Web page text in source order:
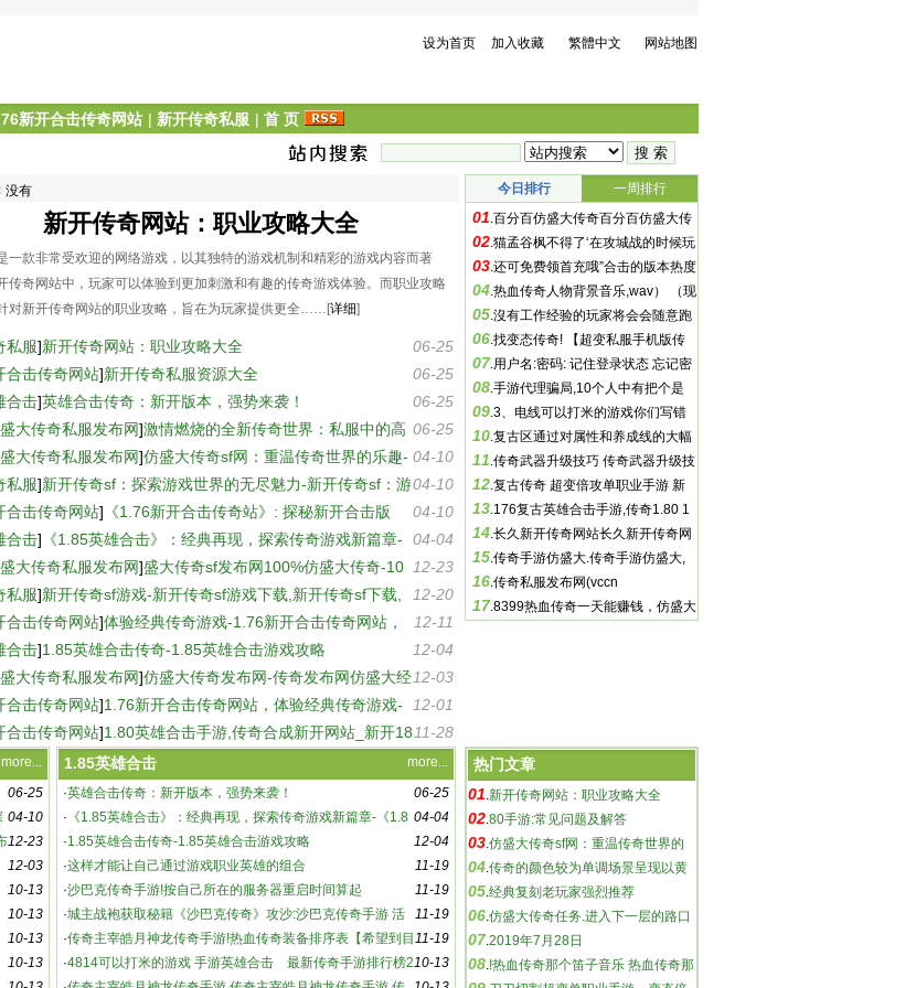
设为首页 加入收藏 繁體中文 网站地图
新开合击传奇网站 | 新开传奇私服 | 首 页
没有
新开传奇网站：职业攻略大全
款非常受欢迎的网络游戏，以其独特的游戏机制和精彩的游戏内容而著
传奇网站中，玩家可以体验到更加刺激和有趣的传奇游戏体验。而职业攻略
对新开传奇网站的职业攻略，旨在为玩家提供更全……[详细]
06-25
私服]新开传奇网站：职业攻略大全
06-25
合击传奇网站]新开传奇私服资源大全
06-25
合击]英雄合击传奇：新开版本，强势来袭！
06-25
大传奇私服发布网]激情燃烧的全新传奇世界：私服中的高
战斗
04-10
大传奇私服发布网]仿盛大传奇sf网：重温传奇世界的乐趣-
sf网：探索未知的游戏世界
04-10
私服]新开传奇sf：探索游戏世界的无尽魅力-新开传奇sf：游
的精彩内容与特色
04-10
合击传奇网站] 《1.76新开合击传奇站》: 探秘新开合击版
续-新开合击传奇站：游戏特色与玩法深度解析
04-04
合击] 《1.85英雄合击》：经典再现，探索传奇游戏新篇章-
合击》游戏深度评测与玩家心得分享
12-23
大传奇私服发布网]盛大传奇sf发布网100%仿盛大传奇-10
传奇sf发布网，重温经典传奇
12-20
私服]新开传奇sf游戏-新开传奇sf游戏下载,新开传奇sf下载,
12-11
合击传奇网站]体验经典传奇游戏-1.76新开合击传奇网站，
奇
12-04
合击]1.85英雄合击传奇-1.85英雄合击游戏攻略
12-03
大传奇私服发布网]仿盛大传奇发布网-传奇发布网仿盛大经
12-01
合击传奇网站]1.76新开合击传奇网站，体验经典传奇游戏-
击传奇网站，重温热血传奇
11-28
合击传奇网站]1.80英雄合击手游,传奇合成新开网站_新开18
今日排行 一周排行
01.百分百仿盛大传奇百分百仿盛大传
奇,【完美仿盛大】重制版
02.猫孟谷枫不得了‘在攻城战的时候玩
一个法
03.还可免费领首充哦”合击的版本热度
现在是很高的
04.热血传奇人物背景音乐,wav） （现
在的选择
05.沒有工作经验的玩家将会会随意跑
06.找变态传奇! 【超变私服手机版传
奇游戏资料】超变私服手机版传
07.用户名:密码: 记住登录状态 忘记密
码
08.手游代理骗局,10个人中有把个是
不赚钱!手游代理骗局 的
09.3、电线可以打米的游戏你们写错
10.复古区通过对属性和养成线的大幅
精简
11.传奇武器升级技巧 传奇武器升级技
巧,是很多我国第一代网民的启蒙
12.复古传奇 超变倍攻单职业手游 新
开合击手游
13.176复古英雄合击手游,传奇1.80 1
80英雄合击版本
14.长久新开传奇网站长久新开传奇网
站, 责任编辑:黑色幽默回到频道
15.传奇手游仿盛大.传奇手游仿盛大,
于该游戏设置了战士、法师、
16.传奇私服发布网(vccn
17.8399热血传奇一天能赚钱，仿盛大
more...
06-25
04-10
12-23
12-03
10-13
10-13
10-13
10-13
more...
1.85英雄合击
06-25
·英雄合击传奇：新开版本，强势来袭！
04-04
· 《1.85英雄合击》：经典再现，探索传奇游戏新篇章-《1.8
5英雄合击》游戏深度评测与玩家心得分享
12-04
·1.85英雄合击传奇-1.85英雄合击游戏攻略
11-19
·这样才能让自己通过游戏职业英雄的组合
11-19
·沙巴克传奇手游!按自己所在的服务器重启时间算起
11-19
·城主战袍获取秘籍《沙巴克传奇》攻沙:沙巴克传奇手游 活
动详解
11-19
·传奇主宰皓月神龙传奇手游!热血传奇装备排序表【希望到目
10-13
·4814可以打米的游戏 手游英雄合击 最新传奇手游排行榜2
热门文章
01.新开传奇网站：职业攻略大全
02.80手游:常见问题及解答
03.仿盛大传奇sf网：重温传奇世界的
乐趣-仿盛大传奇sf网：探索未知的游戏
世界
04.传奇的颜色较为单调场景呈现以黄
绿灰为主
05.经典复刻老玩家强烈推荐
06.仿盛大传奇任务.进入下一层的路口
是能地图右上角的地方
07.2019年7月28日
08.!热血传奇那个笛子音乐 热血传奇那